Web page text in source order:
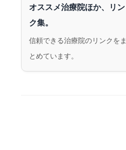
オススメ治療院ほか、リン
ク集。
信頼できる治療院のリンクをま
とめています。